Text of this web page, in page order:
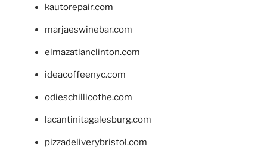
kautorepair.com
marjaeswinebar.com
elmazatlanclinton.com
ideacoffeenyc.com
odieschillicothe.com
lacantinitagalesburg.com
pizzadeliverybristol.com